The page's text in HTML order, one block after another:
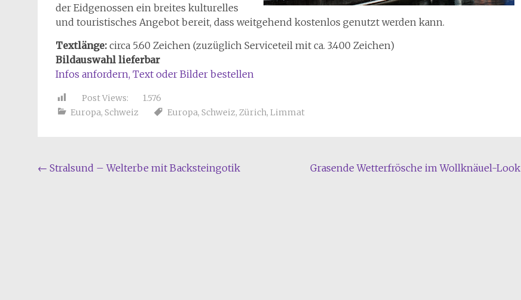
der Eidgenossen ein breites kulturelles
und touristisches Angebot bereit, dass weitgehend kostenlos genutzt werden kann.
Textlänge: circa 5.60 Zeichen (zuzüglich Serviceteil mit ca. 3.400 Zeichen)
Bildauswahl lieferbar
Infos anfordern, Text oder Bilder bestellen
Post Views:
1.576
Europa, Schweiz Europa, Schweiz, Zürich, Limmat
Beitragsnavigation
← Stralsund – Welterbe mit Backsteingotik Grasende Wetterfrösche im Wollknäuel-Look